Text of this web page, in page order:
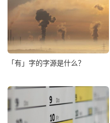
「有」字的字源是什么？